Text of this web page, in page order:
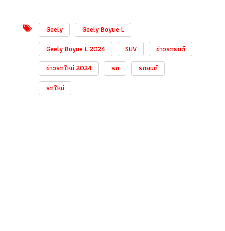
Geely
Geely Boyue L
Geely Boyue L 2024
SUV
ข่าวรถยนต์
ข่าวรถใหม่ 2024
รถ
รถยนต์
รถใหม่